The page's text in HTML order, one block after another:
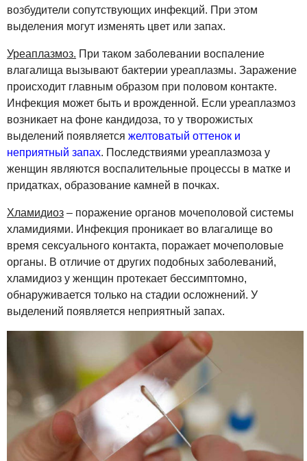
возбудители сопутствующих инфекций. При этом
выделения могут изменять цвет или запах.
Уреаплазмоз. При таком заболевании воспаление
влагалища вызывают бактерии уреаплазмы. Заражение
происходит главным образом при половом контакте.
Инфекция может быть и врожденной. Если уреаплазмоз
возникает на фоне кандидоза, то у творожистых
выделений появляется желтоватый оттенок и
неприятный запах. Последствиями уреаплазмоза у
женщин являются воспалительные процессы в матке и
придатках, образование камней в почках.
Хламидиоз – поражение органов мочеполовой системы
хламидиями. Инфекция проникает во влагалище во
время сексуального контакта, поражает мочеполовые
органы. В отличие от других подобных заболеваний,
хламидиоз у женщин протекает бессимптомно,
обнаруживается только на стадии осложнений. У
выделений появляется неприятный запах.